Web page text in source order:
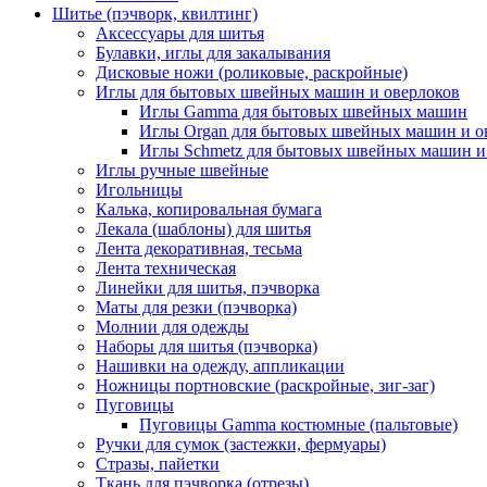
Шитье (пэчворк, квилтинг)
Аксессуары для шитья
Булавки, иглы для закалывания
Дисковые ножи (роликовые, раскройные)
Иглы для бытовых швейных машин и оверлоков
Иглы Gamma для бытовых швейных машин
Иглы Organ для бытовых швейных машин и
Иглы Schmetz для бытовых швейных машин и
Иглы ручные швейные
Игольницы
Калька, копировальная бумага
Лекала (шаблоны) для шитья
Лента декоративная, тесьма
Лента техническая
Линейки для шитья, пэчворка
Маты для резки (пэчворка)
Молнии для одежды
Наборы для шитья (пэчворка)
Нашивки на одежду, аппликации
Ножницы портновские (раскройные, зиг-заг)
Пуговицы
Пуговицы Gamma костюмные (пальтовые)
Ручки для сумок (застежки, фермуары)
Стразы, пайетки
Ткань для пэчворка (отрезы)